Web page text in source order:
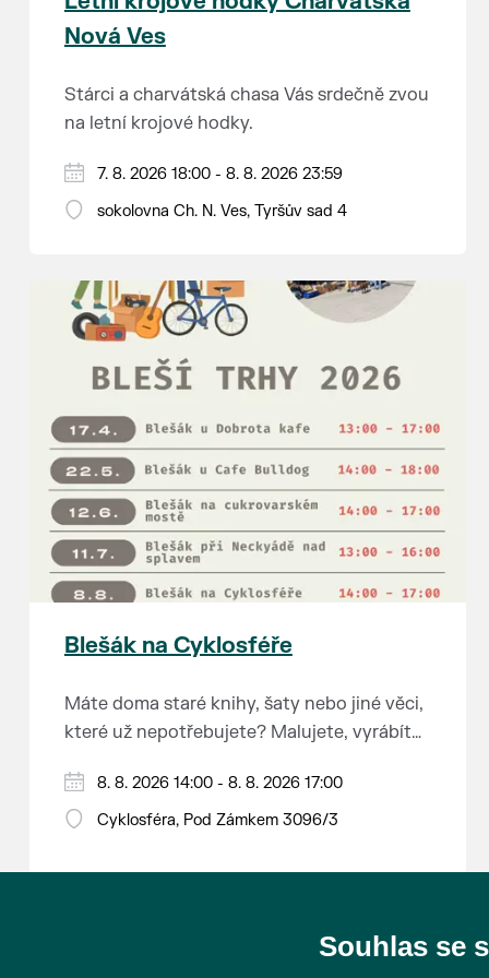
Nová Ves
Stárci a charvátská chasa Vás srdečně zvou
na letní krojové hodky.
PÁTEK 7. srpna
18:00 - ruční stavění máje
14:00 - krojový průvod pro stárky od
hostince “U Buvola”
16:00 - odpolední zábava na sokolovně
21:00 - večerní zábava
K tanci a poslechu bude hrát DH
Lanžhotčané.
Těšíme se na Vás!
7. 8. 2026 18:00 - 8. 8. 2026 23:59
sokolovna Ch. N. Ves, Tyršův sad 4
Blešák na Cyklosféře
Máte doma staré knihy, šaty nebo jiné věci,
které už nepotřebujete? Malujete, vyrábíte
Chcete se zbavit staré sbírky, která
zbytečně leží na půdě? Překáží vám ve
Anebo byste rádi našli poklady za pár
Prodejce prosíme tradičně o příchod 30
8. 8. 2026 14:00 - 8. 8. 2026 17:00
Cyklosféra, Pod Zámkem 3096/3
Souhlas se